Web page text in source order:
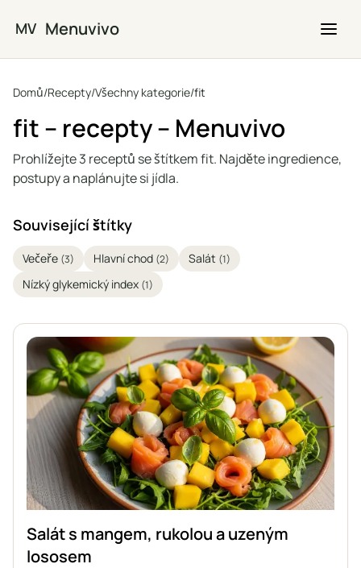
MV Menuvivo
Domů/Recepty/Všechny kategorie/fit
fit – recepty – Menuvivo
Prohlížejte 3 receptů se štítkem fit. Najděte ingredience,
postupy a naplánujte si jídla.
Související štítky
Večeře (3) Hlavní chod (2) Salát (1)
Nízký glykemický index (1)
Salát s mangem, rukolou a uzeným
lososem